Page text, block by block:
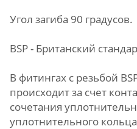
Угол загиба 90 градусов.
BSP - Британский
В фитингах с резьбой
происходит за счет
сочетания
уплотнительного